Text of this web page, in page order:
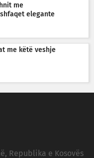
me
elegante
me këtë veshje
Republika e Kosovës